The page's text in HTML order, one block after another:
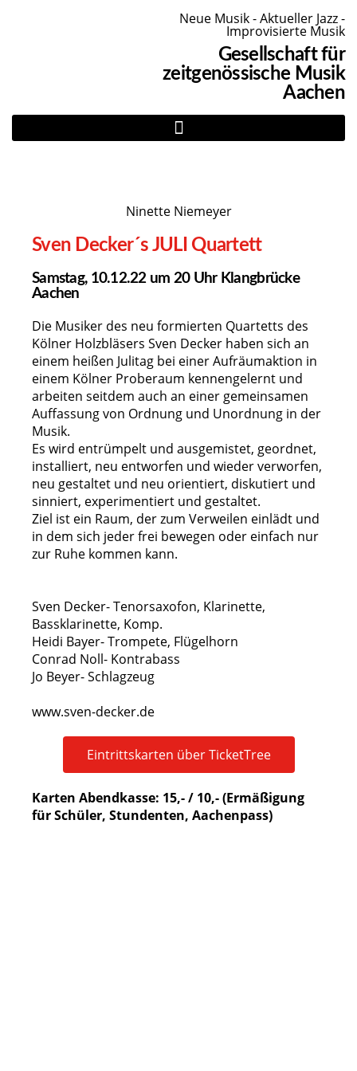
Neue Musik - Aktueller Jazz -
Improvisierte Musik
Gesellschaft für
zeitgenössische Musik
Aachen
Ninette Niemeyer
Sven Decker´s JULI Quartett
Samstag, 10.12.22 um 20 Uhr Klangbrücke
Aachen
Die Musiker des neu formierten Quartetts des
Kölner Holzbläsers Sven Decker haben sich an
einem heißen Julitag bei einer Aufräumaktion in
einem Kölner Proberaum kennengelernt und
arbeiten seitdem auch an einer gemeinsamen
Auffassung von Ordnung und Unordnung in der
Musik.
Es wird entrümpelt und ausgemistet, geordnet,
installiert, neu entworfen und wieder verworfen,
neu gestaltet und neu orientiert, diskutiert und
sinniert, experimentiert und gestaltet.
Ziel ist ein Raum, der zum Verweilen einlädt und
in dem sich jeder frei bewegen oder einfach nur
zur Ruhe kommen kann.
Sven Decker- Tenorsaxofon, Klarinette,
Bassklarinette, Komp.
Heidi Bayer- Trompete, Flügelhorn
Conrad Noll- Kontrabass
Jo Beyer- Schlagzeug
www.sven-decker.de
Eintrittskarten über TicketTree
Karten Abendkasse: 15,- / 10,- (Ermäßigung
für Schüler, Stundenten, Aachenpass)